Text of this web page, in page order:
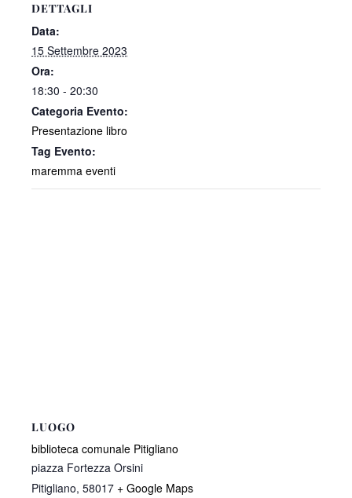
DETTAGLI
Data:
15 Settembre 2023
Ora:
18:30 - 20:30
Categoria Evento:
Presentazione libro
Tag Evento:
maremma eventi
LUOGO
biblioteca comunale Pitigliano
piazza Fortezza Orsini
Pitigliano, 58017 + Google Maps